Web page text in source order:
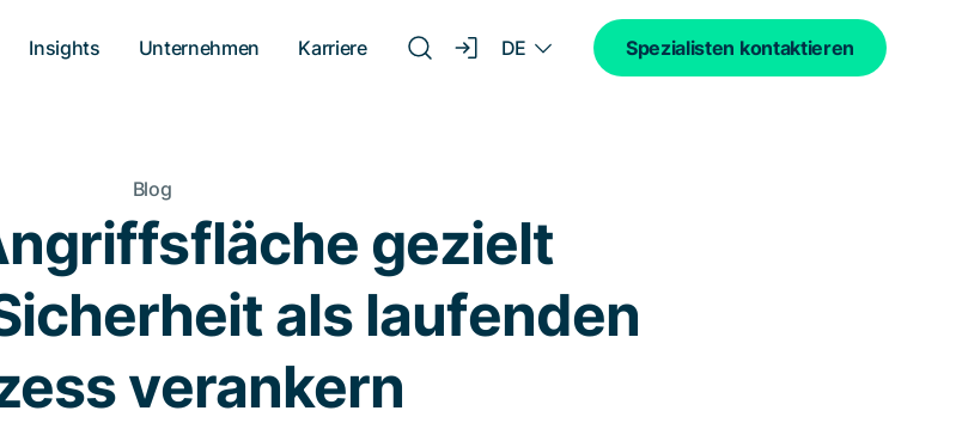
Insights Unternehmen Karriere DE Spezialisten kontaktieren
Blog
gezielt
als laufenden
verankern